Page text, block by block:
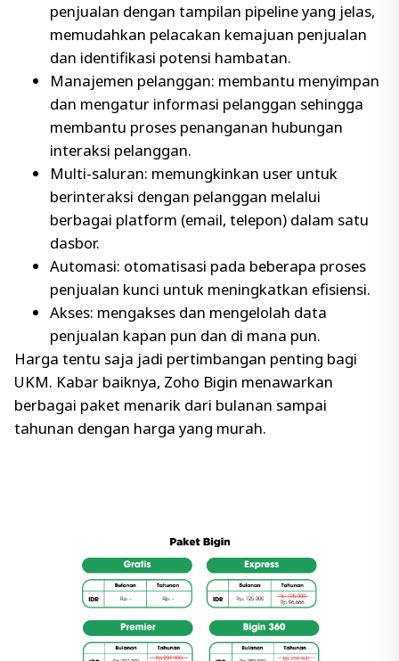
penjualan dengan tampilan pipeline yang jelas,
memudahkan pelacakan kemajuan penjualan
dan identifikasi potensi hambatan.
Manajemen pelanggan: membantu menyimpan
dan mengatur informasi pelanggan sehingga
membantu proses penanganan hubungan
interaksi pelanggan.
Multi-saluran: memungkinkan user untuk
berinteraksi dengan pelanggan melalui
berbagai platform (email, telepon) dalam satu
dasbor.
Automasi: otomatisasi pada beberapa proses
penjualan kunci untuk meningkatkan efisiensi.
Akses: mengakses dan mengelolah data
penjualan kapan pun dan di mana pun.
Harga tentu saja jadi pertimbangan penting bagi
UKM. Kabar baiknya, Zoho Bigin menawarkan
berbagai paket menarik dari bulanan sampai
tahunan dengan harga yang murah.